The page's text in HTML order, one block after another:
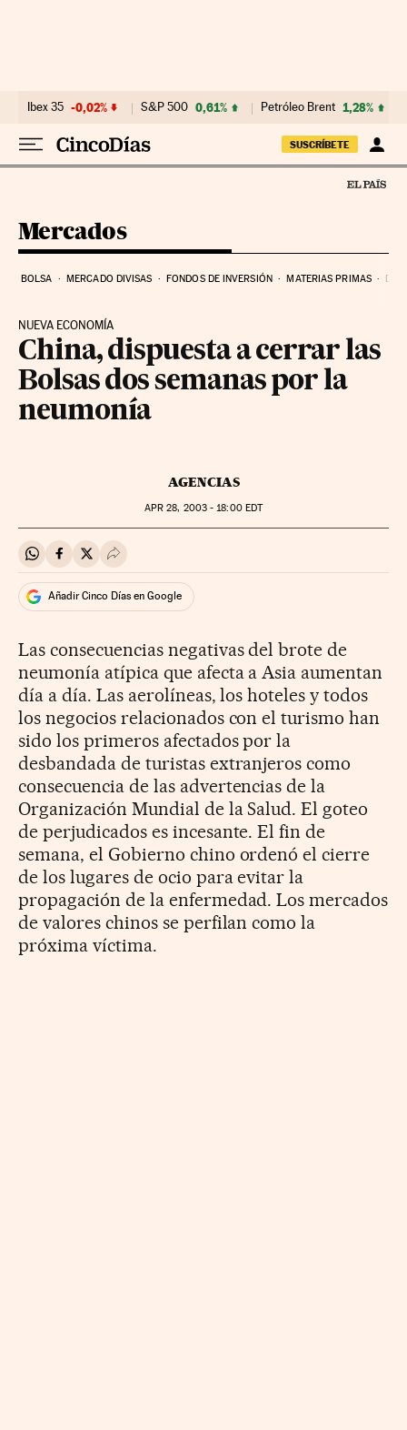
Ibex 35 -0,02% S&P 500 0,61% Petróleo Brent 1,28%
SUSCRÍBETE
Mercados
BOLSA MERCADO DIVISAS FONDOS DE INVERSIÓN MATERIAS PRIMAS
NUEVA ECONOMÍA
China, dispuesta a cerrar las
Bolsas dos semanas por la
neumonía
AGENCIAS
APR 28, 2003 - 18:00EDT
Compartir en Whatsapp
Compartir en Facebook
Compartir en Twitter
Desplegar Redes Sociales
Añadir Cinco Días en Google
Las consecuencias negativas del brote de
neumonía atípica que afecta a Asia aumentan
día a día. Las aerolíneas, los hoteles y todos
los negocios relacionados con el turismo han
sido los primeros afectados por la
desbandada de turistas extranjeros como
consecuencia de las advertencias de la
Organización Mundial de la Salud. El goteo
de perjudicados es incesante. El fin de
semana, el Gobierno chino ordenó el cierre
de los lugares de ocio para evitar la
propagación de la enfermedad. Los mercados
de valores chinos se perfilan como la
próxima víctima.